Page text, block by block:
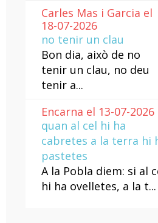
Carles Mas i Garcia el
18-07-2026
no tenir un clau
Bon dia, això de no
tenir un clau, no deu
tenir a...
Encarna el 13-07-2026
quan al cel hi ha
cabretes a la terra hi
pastetes
A la Pobla diem: si al
hi ha ovelletes, a la t...